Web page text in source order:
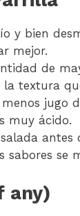
y bien
mejor.
de
textura
jugo
muy ácido.
antes
sabores se
any)